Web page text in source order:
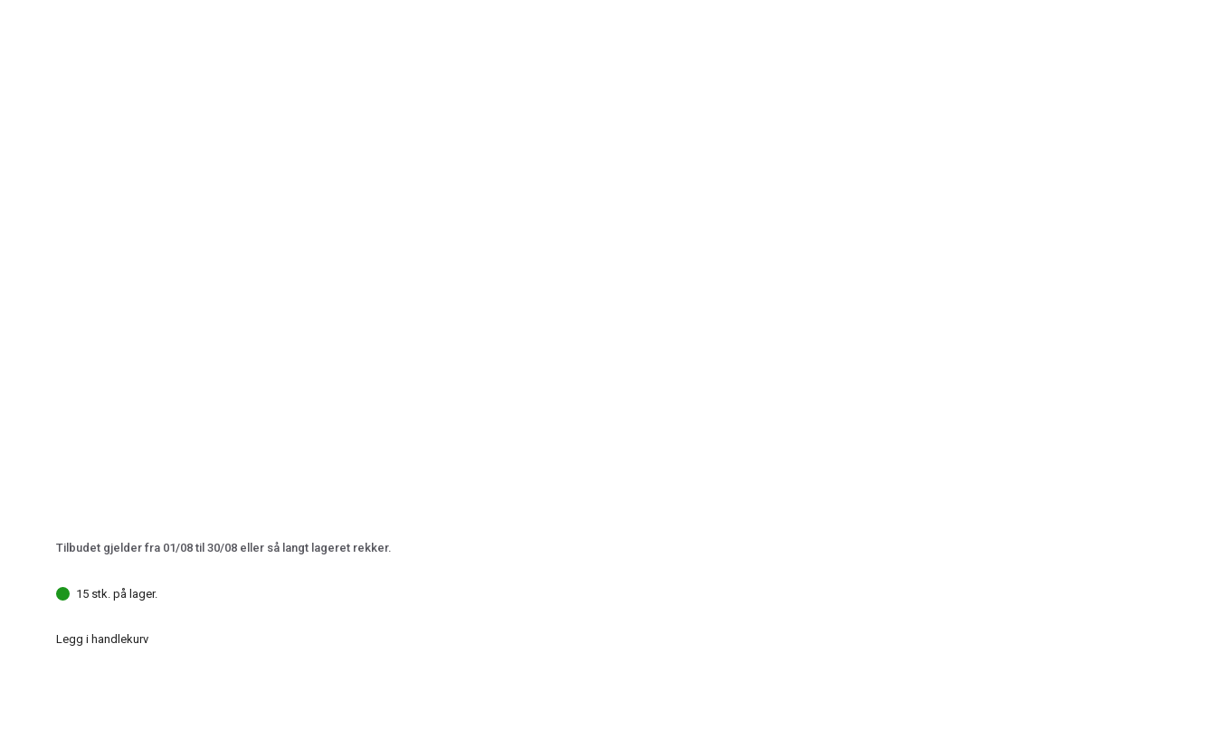
Tilbudet gjelder fra 01/08 til 30/08 eller så langt lageret rekker.
15 stk. på lager.
Legg i handlekurv